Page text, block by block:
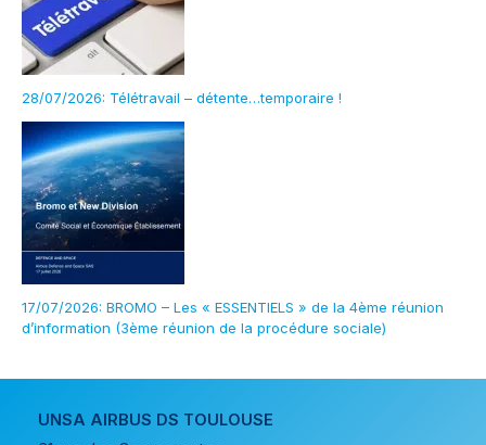
28/07/2026: Télétravail – détente…temporaire !
17/07/2026: BROMO – Les « ESSENTIELS » de la 4ème réunion
d’information (3ème réunion de la procédure sociale)
UNSA AIRBUS DS TOULOUSE